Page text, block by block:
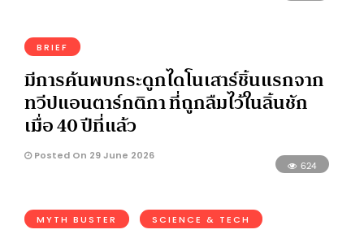
BRIEF
มีการค้นพบกระดูกไดโนเสาร์ชิ้นแรกจาก
ทวีปแอนตาร์กติกา ที่ถูกลืมไว้ในลิ้นชัก
เมื่อ 40 ปีที่แล้ว
Posted On 29 June 2026
624
MYTH BUSTER SCIENCE & TECH